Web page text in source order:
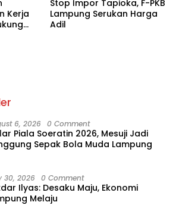
Kerja
Stop Impor Tapioka, F-PKB
Lampung Serukan Harga
Adil
6, 2026 0 Comment
Piala Soeratin 2026, Mesuji Jadi
Sepak Bola Muda Lampung
30, 2026 0 Comment
Ilyas: Desaku Maju, Ekonomi
Melaju